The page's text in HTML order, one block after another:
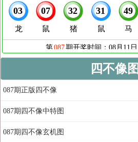
四不像图
087期正版四不像
087期四不像中特图
087期四不像玄机图